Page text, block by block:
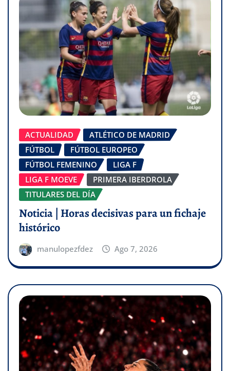
ACTUALIDAD
ATLÉTICO DE MADRID
FÚTBOL
FÚTBOL EUROPEO
FÚTBOL FEMENINO
LIGA F
LIGA F MOEVE
PRIMERA IBERDROLA
TITULARES DEL DÍA
Noticia | Horas decisivas para un fichaje
histórico
manulopezfdez Ago 7, 2026